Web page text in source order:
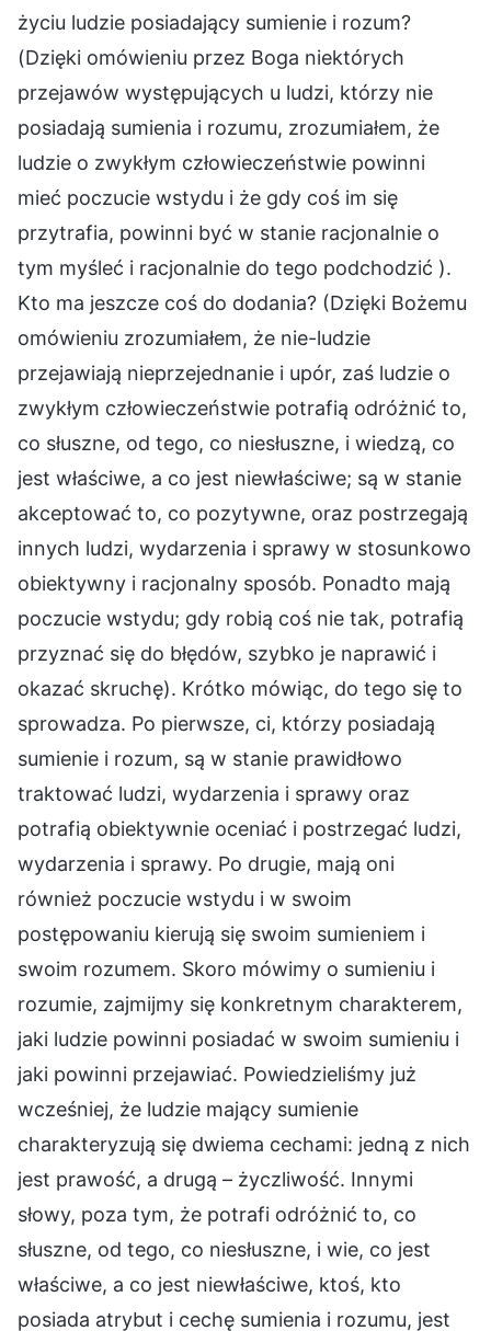
życiu ludzie posiadający sumienie i rozum?
(Dzięki omówieniu przez Boga niektórych
przejawów występujących u ludzi, którzy nie
posiadają sumienia i rozumu, zrozumiałem, że
ludzie o zwykłym człowieczeństwie powinni
mieć poczucie wstydu i że gdy coś im się
przytrafia, powinni być w stanie racjonalnie o
tym myśleć i racjonalnie do tego podchodzić ).
Kto ma jeszcze coś do dodania? (Dzięki Bożemu
omówieniu zrozumiałem, że nie-ludzie
przejawiają nieprzejednanie i upór, zaś ludzie o
zwykłym człowieczeństwie potrafią odróżnić to,
co słuszne, od tego, co niesłuszne, i wiedzą, co
jest właściwe, a co jest niewłaściwe; są w stanie
akceptować to, co pozytywne, oraz postrzegają
innych ludzi, wydarzenia i sprawy w stosunkowo
obiektywny i racjonalny sposób. Ponadto mają
poczucie wstydu; gdy robią coś nie tak, potrafią
przyznać się do błędów, szybko je naprawić i
okazać skruchę). Krótko mówiąc, do tego się to
sprowadza. Po pierwsze, ci, którzy posiadają
sumienie i rozum, są w stanie prawidłowo
traktować ludzi, wydarzenia i sprawy oraz
potrafią obiektywnie oceniać i postrzegać ludzi,
wydarzenia i sprawy. Po drugie, mają oni
również poczucie wstydu i w swoim
postępowaniu kierują się swoim sumieniem i
swoim rozumem. Skoro mówimy o sumieniu i
rozumie, zajmijmy się konkretnym charakterem,
jaki ludzie powinni posiadać w swoim sumieniu i
jaki powinni przejawiać. Powiedzieliśmy już
wcześniej, że ludzie mający sumienie
charakteryzują się dwiema cechami: jedną z nich
jest prawość, a drugą – życzliwość. Innymi
słowy, poza tym, że potrafi odróżnić to, co
słuszne, od tego, co niesłuszne, i wie, co jest
właściwe, a co jest niewłaściwe, ktoś, kto
posiada atrybut i cechę sumienia i rozumu, jest